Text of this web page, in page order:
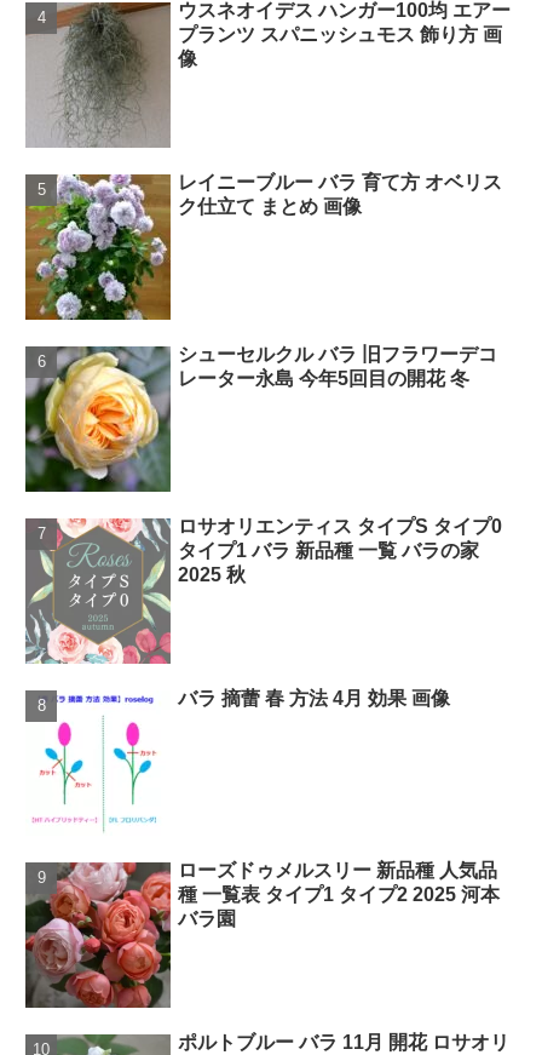
ウスネオイデス ハンガー100均 エアー
プランツ スパニッシュモス 飾り方 画
像
レイニーブルー バラ 育て方 オベリス
ク仕立て まとめ 画像
シューセルクル バラ 旧フラワーデコ
レーター永島 今年5回目の開花 冬
ロサオリエンティス タイプS タイプ0
タイプ1 バラ 新品種 一覧 バラの家
2025 秋
バラ 摘蕾 春 方法 4月 効果 画像
ローズドゥメルスリー 新品種 人気品
種 一覧表 タイプ1 タイプ2 2025 河本
バラ園
ポルトブルー バラ 11月 開花 ロサオリ